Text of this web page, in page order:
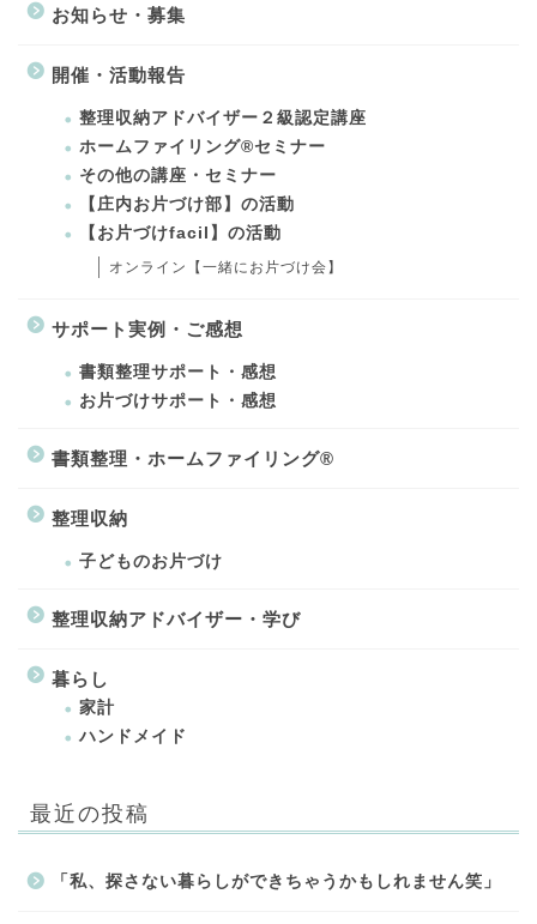
お知らせ・募集
開催・活動報告
整理収納アドバイザー２級認定講座
ホームファイリング®セミナー
その他の講座・セミナー
【庄内お片づけ部】の活動
【お片づけfacil】の活動
オンライン【一緒にお片づけ会】
サポート実例・ご感想
書類整理サポート・感想
お片づけサポート・感想
書類整理・ホームファイリング®
整理収納
子どものお片づけ
整理収納アドバイザー・学び
暮らし
家計
ハンドメイド
最近の投稿
「私、探さない暮らしができちゃうかもしれません笑」